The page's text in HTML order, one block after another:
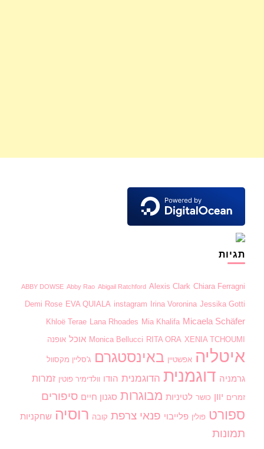
תגיות
ABBY DOWSE Abby Rao Abigail Ratchford Alexis Clark Chiara Ferragni
Demi Rose EVA QUIALA instagram Irina Voronina Jessika Gotti
Khloë Terae Lana Rhoades Mia Khalifa Micaela Schäfer
Monica Bellucci RITA ORA XENIA TCHOUMI אוכל אופנה
איטליה אפשטיין באינסטגרם ג'סליין מקסוול
גרמניה דוגמנית הדוגמנית הודו וולדימיר פוטין זמרות
זמרים יוון כושר לטיניות מבוגרות סגנון חיים סיפורים
ספורט פולין פלייבוי פנאי צרפת קובה רוסיה שחקניות
תמונות